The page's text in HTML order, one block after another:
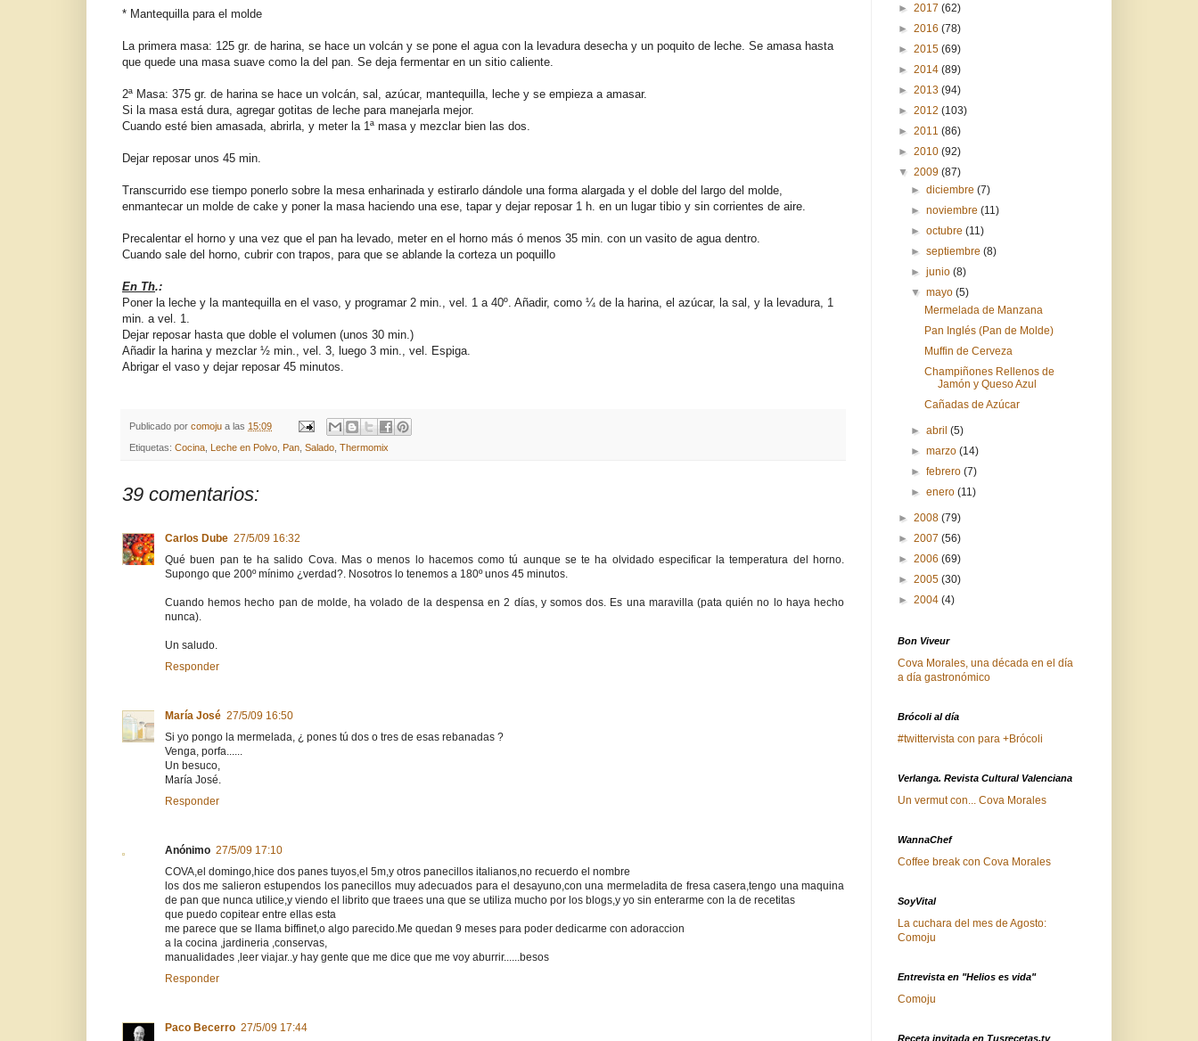
* Mantequilla para el molde
La primera masa: 125 gr. de harina, se hace un volcán y se pone el agua con la levadura desecha y un poquito de leche. Se amasa hasta
que quede una masa suave como la del pan. Se deja fermentar en un sitio caliente.
2ª Masa: 375 gr. de harina se hace un volcán, sal, azúcar, mantequilla, leche y se empieza a amasar.
Si la masa está dura, agregar gotitas de leche para manejarla mejor.
Cuando esté bien amasada, abrirla, y meter la 1ª masa y mezclar bien las dos.
Dejar reposar unos 45 min.
Transcurrido ese tiempo ponerlo sobre la mesa enharinada y estirarlo dándole una forma alargada y el doble del largo del molde,
enmantecar un molde de cake y poner la masa haciendo una ese, tapar y dejar reposar 1 h. en un lugar tibio y sin corrientes de aire.
Precalentar el horno y una vez que el pan ha levado, meter en el horno más ó menos 35 min. con un vasito de agua dentro.
Cuando sale del horno, cubrir con trapos, para que se ablande la corteza un poquillo
En Th.:
Poner la leche y la mantequilla en el vaso, y programar 2 min., vel. 1 a 40º. Añadir, como ¼ de la harina, el azúcar, la sal, y la levadura, 1
min. a vel. 1.
Dejar reposar hasta que doble el volumen (unos 30 min.)
Añadir la harina y mezclar ½ min., vel. 3, luego 3 min., vel. Espiga.
Abrigar el vaso y dejar reposar 45 minutos.
Publicado por comoju a las 15:09
Etiquetas: Cocina Leche en Polvo Pan Salado Thermomix
39 comentarios:
Carlos Dube 27/5/09 16:32
Qué buen pan te ha salido Cova. Mas o menos lo hacemos como tú aunque se te ha olvidado especificar la temperatura del horno.
Supongo que 200º mínimo ¿verdad?. Nosotros lo tenemos a 180º unos 45 minutos.
Cuando hemos hecho pan de molde, ha volado de la despensa en 2 días, y somos dos. Es una maravilla (pata quién no lo haya hecho
nunca).
Un saludo.
Responder
María José 27/5/09 16:50
Si yo pongo la mermelada, ¿ pones tú dos o tres de esas rebanadas ?
Venga, porfa......
Un besuco,
María José.
Responder
Anónimo 27/5/09 17:10
COVA,el domingo,hice dos panes tuyos,el 5m,y otros panecillos italianos,no recuerdo el nombre
los dos me salieron estupendos los panecillos muy adecuados para el desayuno,con una mermeladita de fresa casera,tengo una maquina
de pan que nunca utilice,y viendo el librito que traees una que se utiliza mucho por los blogs,y yo sin enterarme con la de recetitas
que puedo copitear entre ellas esta
me parece que se llama biffinet,o algo parecido.Me quedan 9 meses para poder dedicarme con adoraccion
a la cocina ,jardineria ,conservas,
manualidades ,leer viajar..y hay gente que me dice que me voy aburrir......besos
Responder
Paco Becerro 27/5/09 17:44
► 2017 (62)
► 2016 (78)
► 2015 (69)
► 2014 (89)
► 2013 (94)
► 2012 (103)
► 2011 (86)
► 2010 (92)
▼ 2009 (87)
►diciembre(7)
►noviembre(11)
►octubre(11)
►septiembre(8)
►junio(8)
▼mayo(5)
Mermelada de Manzana
Pan Inglés (Pan de Molde)
Muffin de Cerveza
Champiñones Rellenos de
Jamón y Queso Azul
Cañadas de Azúcar
►abril(5)
►marzo(14)
►febrero(7)
►enero(11)
► 2008 (79)
► 2007 (56)
► 2006 (69)
► 2005 (30)
► 2004 (4)
Bon Viveur
Cova Morales, una década en el día
a día gastronómico
Brócoli al día
#twittervista con para +Brócoli
Verlanga. Revista Cultural Valenciana
Un vermut con... Cova Morales
WannaChef
Coffee break con Cova Morales
SoyVital
La cuchara del mes de Agosto:
Comoju
Entrevista en "Helios es vida"
Comoju
Receta invitada en Tusrecetas.tv